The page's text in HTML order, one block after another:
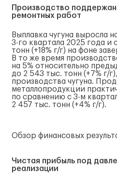
Производство
ремонтных работ
Выплавка чугуна выросла
3-го квартала 2025 года и
тонн (+18% г/г) на фоне
В то же время
на 5% относительно
до 2 543 тыс. тонн (+7% г/г
производства чугуна.
металлопродукции
по сравнению с 3-м
2 457 тыс. тонн (+4% г/г).
Обзор финансовых
Чистая прибыль под
реализации